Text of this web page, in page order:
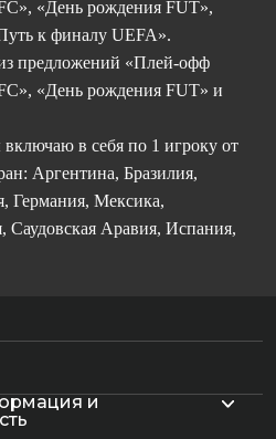
«День рождения FUT»,
к финалу UEFA».
предложений «Плей-офф
«День рождения FUT» и
в себя по 1 игроку от
Аргентина, Бразилия,
Германия, Мексика,
Саудовская Аравия, Испания,
и